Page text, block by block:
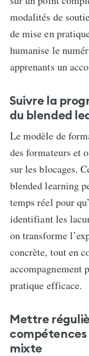
modalités de
de mise en
humanise le
apprenants un
Suivre la
du blended
Le modèle de
des formateurs et
sur les blocages.
blended learning
temps réel pour
identifiant les
on transforme
concrète, tout en
accompagnement
pratique efficace.
Mettre
mixte